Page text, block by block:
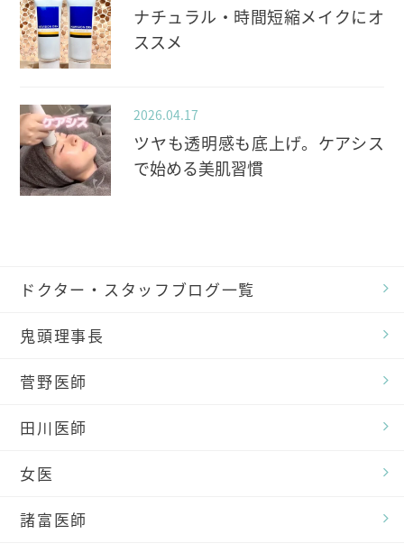
ナチュラル・時間短縮メイクにオ
ススメ
2026.04.17
ツヤも透明感も底上げ。ケアシス
で始める美肌習慣
ドクター・スタッフブログ一覧
鬼頭理事長
菅野医師
田川医師
女医
諸富医師